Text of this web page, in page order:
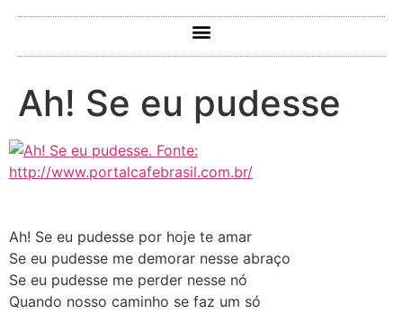
Ah! Se eu pudesse
Ah! Se eu pudesse por hoje te amar
Se eu pudesse me demorar nesse abraço
Se eu pudesse me perder nesse nó
Quando nosso caminho se faz um só